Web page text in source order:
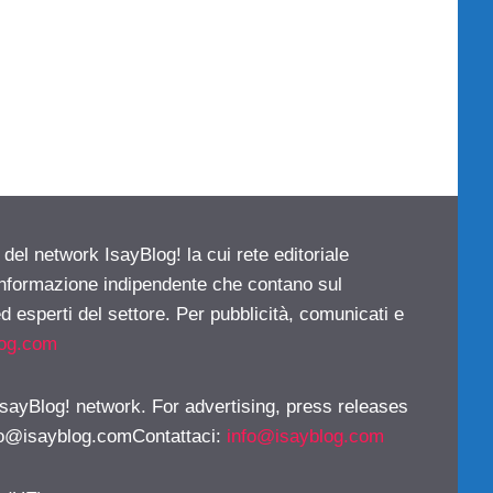
network IsayBlog! la cui rete editoriale
indipendente che contano sul
esperti del settore. Per pubblicità, comunicati e
network. For advertising, press releases
: info@isayblog.com